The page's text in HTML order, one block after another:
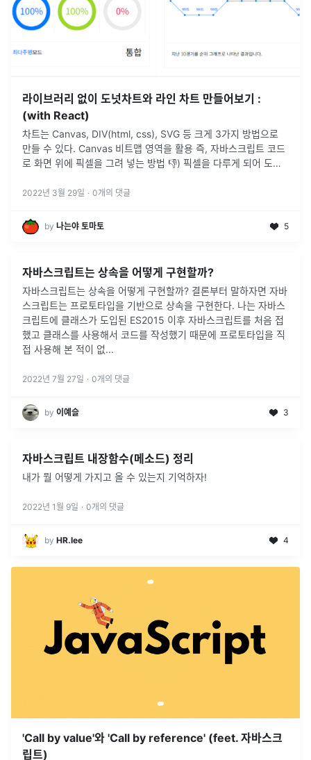
라이브러리 없이 도넛차트와 라인 차트 만들어보기 :
(with React)
차트는 Canvas, DIV(html, css), SVG 등 크게 3가지 방법으로
만들 수 있다. Canvas 비트맵 영역을 활용 즉, 자바스크립트 코드
로 화면 위에 픽셀을 그려 넣는 방법 👎) 픽셀을 다루게 되어 도형
2022년 3월 29일 · 0개의 댓글
by 나는야 토마토 5
자바스크립트는 상속을 어떻게 구현할까?
자바스크립트는 상속을 어떻게 구현할까? 결론부터 말하자면 자바
스크립트는 프로토타입을 기반으로 상속을 구현한다. 나는 자바스
크립트에 클래스가 도입된 ES2015 이후 자바스크립트를 처음 접
했고 클래스를 사용해서 코드를 작성했기 때문에 프로토타입을 직
접 사용해 본 적이 없...
2022년 7월 27일 · 0개의 댓글
by 이예슬 3
자바스크립트 내장함수(메소드) 정리
내가 뭘 어떻게 가지고 올 수 있는지 기억하자!
2022년 1월 9일 · 0개의 댓글
by HR.lee 4
'Call by value'와 'Call by reference' (feet. 자바스크
립트)